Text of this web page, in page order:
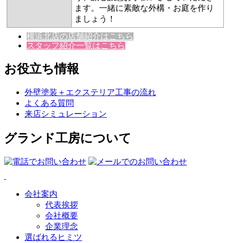
ます。一緒に素敵な外構・お庭を作り
ましょう！
横浜北店の店舗紹介はこちら
スタッフ紹介一覧はこちら
お役立ち情報
外壁塗装＋エクステリア工事の流れ
よくある質問
来店シミュレーション
グランド工房について
会社案内
代表挨拶
会社概要
企業理念
選ばれるヒミツ